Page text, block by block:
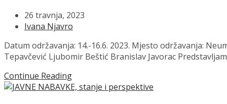
26 travnja, 2023
Ivana Njavro
Datum održavanja: 14.-16.6. 2023. Mjesto održavanja:
Tepavčević Ljubomir Beštić Branislav Javorac
Continue Reading